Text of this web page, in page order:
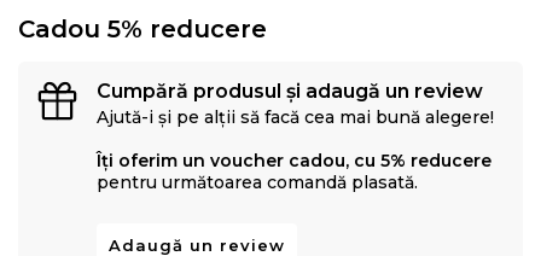
Cadou 5% reducere
Cumpără produsul și adaugă un review
Ajută-i și pe alții să facă cea mai bună alegere!
Îți oferim un voucher cadou, cu 5% reducere
pentru următoarea comandă plasată.
Adaugă un review